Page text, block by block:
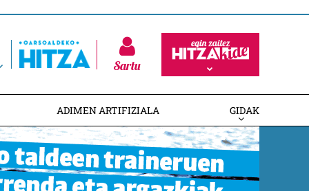
Sartu
ADIMEN ARTIFIZIALA GIDAK